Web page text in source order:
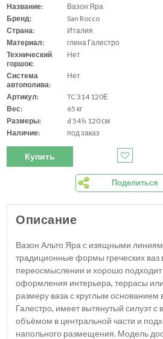
Название:
Вазон Яра
Бренд:
San Rocco
Страна:
Италия
Материал:
глина Галестро
Технический
горшок:
Нет
Система
автополива:
Нет
Артикул:
TC 314 120Е
Вес:
65 кг
Размеры:
d 54 h 120 см
Наличие:
под заказ
Купить
Поделиться
Описание
Вазон Альто Яра с изящными
традиционные формы греческих ваз
переосмыслении и хорошо подходит
оформления интерьера, террасы
размеру ваза с круглым основанием
Галестро, имеет вытянутый силуэт с
объёмом в центральной части и
напольного размещения. Модель